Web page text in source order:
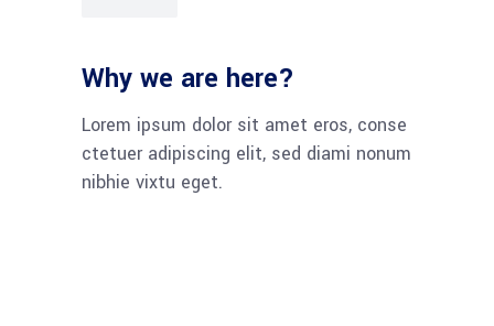
Why we are here?
Lorem ipsum dolor sit amet eros, conse
ctetuer adipiscing elit, sed diami nonum
nibhie vixtu eget.